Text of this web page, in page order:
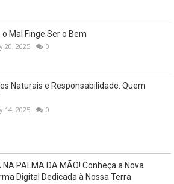
Mal Finge Ser o Bem
20, 2025 0
Naturais e Responsabilidade: Quem
14, 2025 0
NA PALMA DA MÃO! Conheça a Nova
Digital Dedicada à Nossa Terra